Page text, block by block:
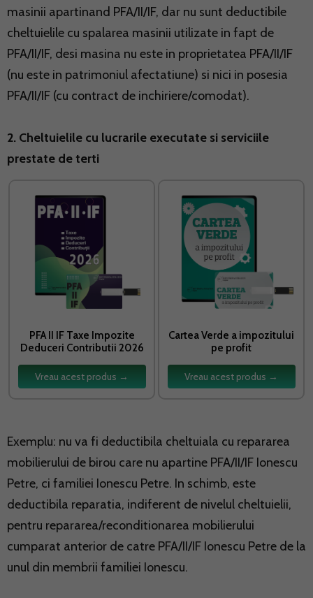
masinii apartinand PFA/II/IF, dar nu sunt deductibile
cheltuielile cu spalarea masinii utilizate in fapt de
PFA/II/IF, desi masina nu este in proprietatea PFA/II/IF
(nu este in patrimoniul afectatiune) si nici in posesia
PFA/II/IF (cu contract de inchiriere/comodat).
2. Cheltuielile cu lucrarile executate si serviciile
prestate de terti
PFA II IF Taxe Impozite
Deduceri Contributii 2026
Vreau acest produs →
Cartea Verde a impozitului
pe profit
Vreau acest produs →
Exemplu: nu va fi deductibila cheltuiala cu repararea
mobilierului de birou care nu apartine PFA/II/IF Ionescu
Petre, ci familiei Ionescu Petre. In schimb, este
deductibila reparatia, indiferent de nivelul cheltuielii,
pentru repararea/reconditionarea mobilierului
cumparat anterior de catre PFA/II/IF Ionescu Petre de la
unul din membrii familiei Ionescu.